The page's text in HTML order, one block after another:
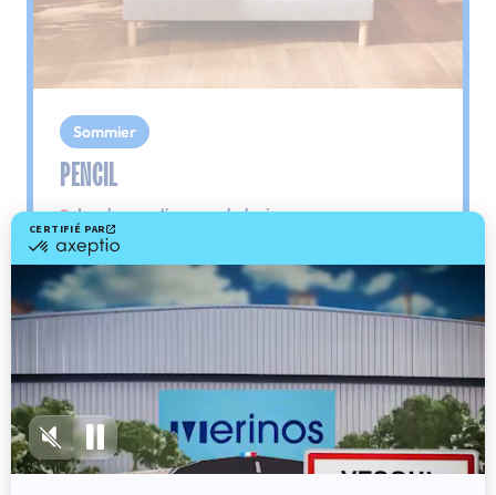
Sommier
PENCIL
Le plus : soutien morphologique
Grâce à ses 3 zones de confort, le sommier
Pencil vous assure tout son soutien. Avec les
épaules, le dos et le bassin qui reposent sur ses
lattes, vous évitez les douleurs au petit matin.
501,00 €
Découvrir